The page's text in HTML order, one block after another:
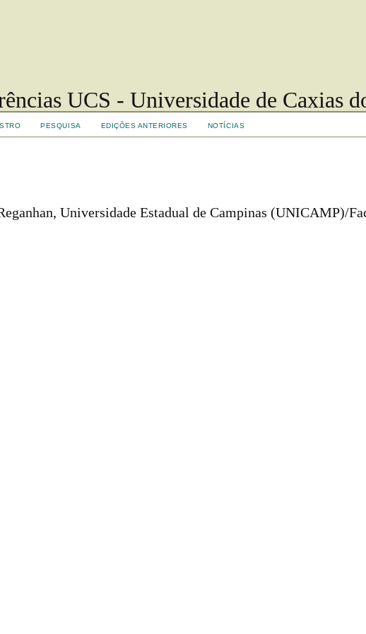
UCS - Universidade de Caxias
PESQUISA EDIÇÕES ANTERIORES NOTÍCIAS
Universidade Estadual de Campinas (UNICAMP)/